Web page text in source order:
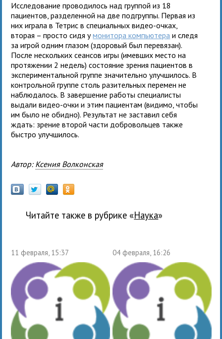
Исследование проводилось над группой из 18
пациентов, разделенной на две подгруппы. Первая из
них играла в Тетрис в специальных видео-очках,
вторая – просто сидя умонитора компьютера и следя
за игрой одним глазом (здоровый был перевязан).
После нескольких сеансов игры (имевших место на
протяжении 2 недель) состояние зрения пациентов в
экспериментальной группе значительно улучшилось. В
контрольной группе столь разительных перемен не
наблюдалось. В завершение работы специалисты
выдали видео-очки и этим пациентам (видимо, чтобы
им было не обидно). Результат не заставил себя
ждать: зрение второй части добровольцев также
быстро улучшилось.
Автор: Ксения Волконская
Читайте также в рубрике « наука»
11 февраля, 15:37 04 февраля, 16:26